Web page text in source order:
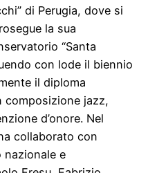
di Perugia, dove si
la sua
“Santa
con lode il biennio
il diploma
composizione jazz,
d’onore. Nel
collaborato con
e